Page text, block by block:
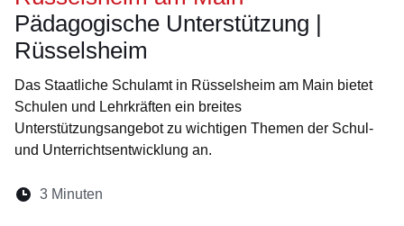
Pädagogische Unterstützung |
Rüsselsheim
Das Staatliche Schulamt in Rüsselsheim am Main bietet
Schulen und Lehrkräften ein breites
Unterstützungsangebot zu wichtigen Themen der Schul-
und Unterrichtsentwicklung an.
Lesedauer:
3 Minuten